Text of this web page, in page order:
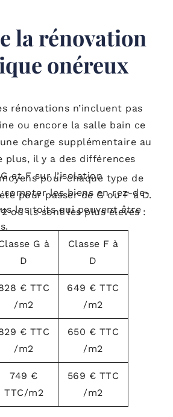
la rénovation
onéreux
rénovations n’incluent pas
ou encore la salle bain ce
charge supplémentaire au
plus, il y a des différences
et F sur l’isolation
compter les biens en rez-de-
les toits qui peuvent être
pour chaque type de
pour passer de G ou F à D.
où ils sont les plus élevés :
G à
D
Classe F à
D
€ TTC
/m2
649 € TTC
/m2
€ TTC
/m2
650 € TTC
/m2
749 €
TTC/m2
569 € TTC
/m2